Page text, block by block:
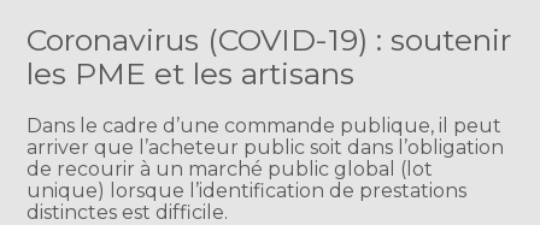
Coronavirus (COVID-19) : soutenir
les PME et les artisans
Dans le cadre d’une commande publique, il peut
arriver que l’acheteur public soit dans l’obligation
de recourir à un marché public global (lot
unique) lorsque l’identification de prestations
distinctes est difficile.